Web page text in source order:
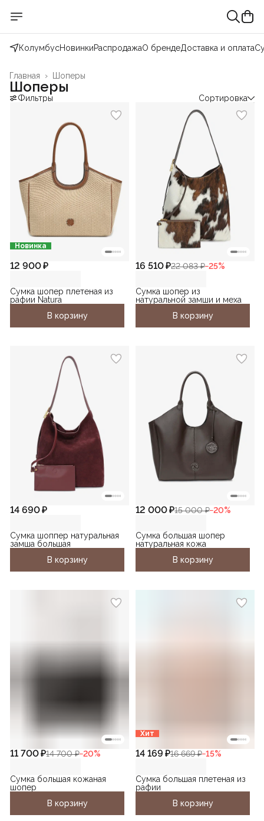
КолумбусНовинкиРаспродажаО брендеДоставка и оплата
Шоперы
Главная ›
Шоперы
Фильтры Сортировка
Новинка
12 900 ₽
Сумка шопер плетеная из
рафии Natura
В корзину
16 510 ₽22 083 ₽−25%
Сумка шопер из
натуральной замши и меха
В корзину
14 690 ₽
Сумка шоппер натуральная
замша большая
В корзину
12 000 ₽15 000 ₽−20%
Сумка большая шопер
натуральная кожа
В корзину
11 700 ₽14 700 ₽−20%
Сумка большая кожаная
шопер
В корзину
Хит
14 169 ₽16 669 ₽−15%
Сумка большая плетеная из
рафии
В корзину